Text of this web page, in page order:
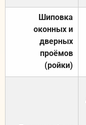
Шиповка
оконных и
дверных
проёмов
(ройки)